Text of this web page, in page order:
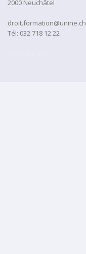
2000 Neuchâtel
droit.formation@unine.ch
Tél: 032 718 12 22